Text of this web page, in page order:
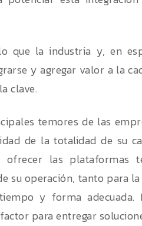
que la industria y, en
y agregar valor a la
clave.
temores de las
de la totalidad de su
las plataformas
su operación, tanto para
y forma adecuada.
para entregar